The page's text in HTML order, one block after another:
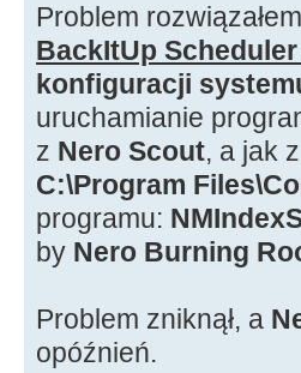
Problem
BackItUp Scheduler
konfiguracji
uruchamianie
z Nero Scout, a jak
C:\Program
programu:
by Nero Burning
Problem zniknął, a
opóźnień.